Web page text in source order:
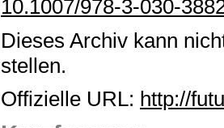
10.1007/978-3-030-
Dieses Archiv kann
stellen.
Offizielle URL: http://